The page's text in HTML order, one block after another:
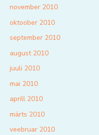
november 2010
oktoober 2010
september 2010
august 2010
juuli 2010
mai 2010
aprill 2010
märts 2010
veebruar 2010